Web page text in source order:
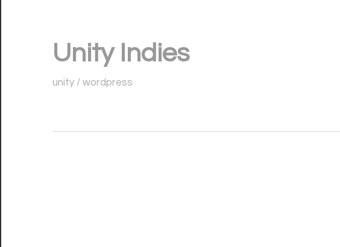
ス
Unity Indies
unity / wordpress